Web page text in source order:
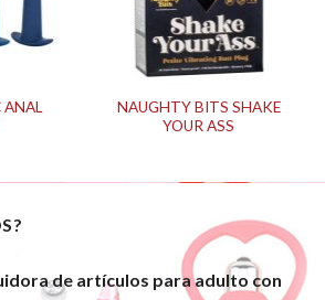
ANAL
NAUGHTY BITS SHAKE
YOUR ASS
de artículos para adulto con